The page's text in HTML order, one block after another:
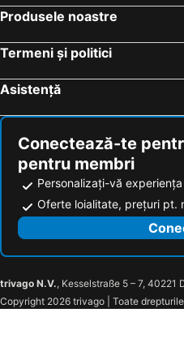
Produsele noastre
Termeni și politici
Asistență
Conectează-te
pentru membri
Personalizați-vă experiența
Oferte loialitate, prețuri pt.
trivago N.V., Kesselstraße 5 – 7, 40221
Copyright 2026 trivago | Toate